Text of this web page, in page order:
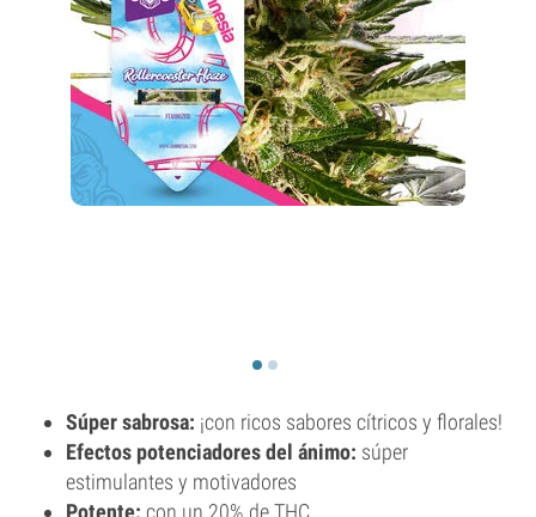
Súper sabrosa: ¡con ricos sabores cítricos y florales!
Efectos potenciadores del ánimo: súper
estimulantes y motivadores
Potente: con un 20% de THC